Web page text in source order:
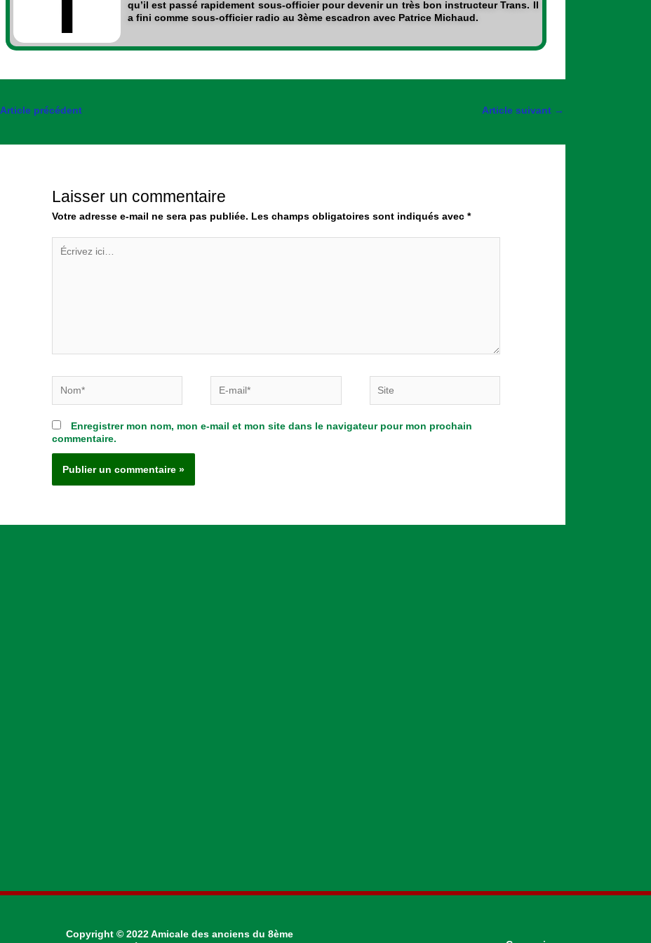
qu’il est passé rapidement sous-officier pour devenir un très bon instructeur Trans. Il
a fini comme sous-officier radio au 3ème escadron avec Patrice Michaud.
Article précédent Article suivant →
Laisser un commentaire
Votre adresse e-mail ne sera pas publiée. Les champs obligatoires sont indiqués avec*
ici…
mail*
Enregistrer mon nom, mon e-mail et mon site dans le navigateur pour mon prochain
commentaire.
Copyright © 2022 Amicale des anciens du 8ème